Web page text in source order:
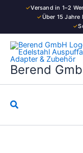
✓Versand in 1–2
✓Über 15 Jahre
✓
Berend
Suchen
1.4301)
Auspuffrohr
Menge